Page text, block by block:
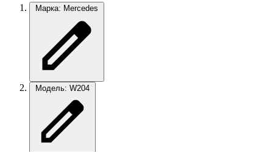
Марка: Mercedes
Модель: W204